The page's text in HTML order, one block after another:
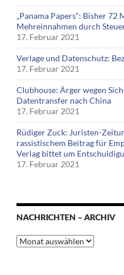
„Panama Papers“: Bisher 72
Mehreinnahmen durch
17. Februar 2021
Verlage und Datenschutz:
17. Februar 2021
Clubhouse: Ärger wegen
Datentransfer nach China
17. Februar 2021
Rüdiger Zuck: Juristen-
rassistischem Beitrag für
Verlag bittet um
17. Februar 2021
NACHRICHTEN – ARCHIV
Nachrichten
–